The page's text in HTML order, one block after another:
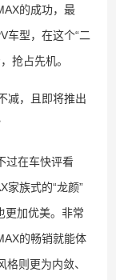
的成功，最
车型，在这个“二
抢占先机。
，且即将推出
在车快评看
家族式的“龙颜”
更加优美。非常
的畅销就能体
则更为内敛、